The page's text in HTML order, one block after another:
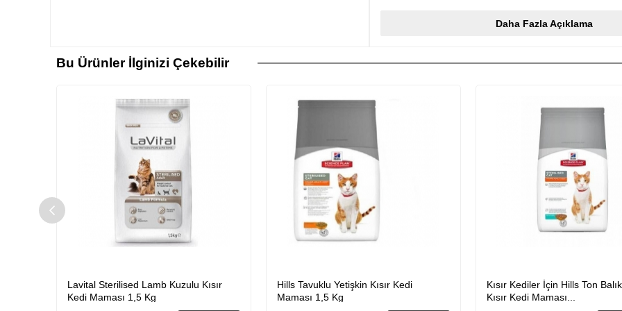
hareketlerini kısıtlar. Daha fazla dinlenme ve uyuma eğilimi
kedilerin daha sonra kilolarını verdirmek hayli güç olur ve zaman
olacaktır. Bu mamanın özelliği kedinizi beslerken , hem alacağı
Bu özel mama , uzman veteriner hekimlerin uzun klinik
geliştirilmiştir. Yağ miktarı azaltılmış olan HillsSterilised Tavuklu
Kedi Maması 1.5 kg , kedinizin harcayamayacağı kalorileri
Karnitin maddesi , vücut metabolizmasını hızlandırna ve birim
yakılmasını sağlayan bir aminoasittir. Bu özel mamayaL-Karnitin
kedinizin enerji harcama seviyesi arttırılmıştır.Mama , üriner
amacıyla , gerekli minerallerden yanazenginleştirilmiş olup ,
PH seviyesinde tutmaya yöneliktir. L- Lizin ise kolajen dokuyu
aminoasit çeşitidir.Kedinizdeki hareketsizlik onda istenmeyen
15:00?den önce verilen siparişleriniz ürün detayında belirtildiği
Daha Fazla Açıklama
Bu Ürünler İlginizi Çekebilir
Hills Tavuklu Yetişkin Kısır Kedi
Maması 1,5 Kg
Kısır Kediler İçin Hills Ton Balıklı Kuru
Kısır Kedi Maması...
Lavital Sterilised Somonlu
Maması 12 Kg